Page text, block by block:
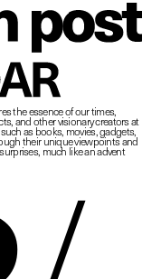
the essence of our times,
and other visionary creators at
as books, movies, gadgets,
their unique viewpoints and
much like an advent